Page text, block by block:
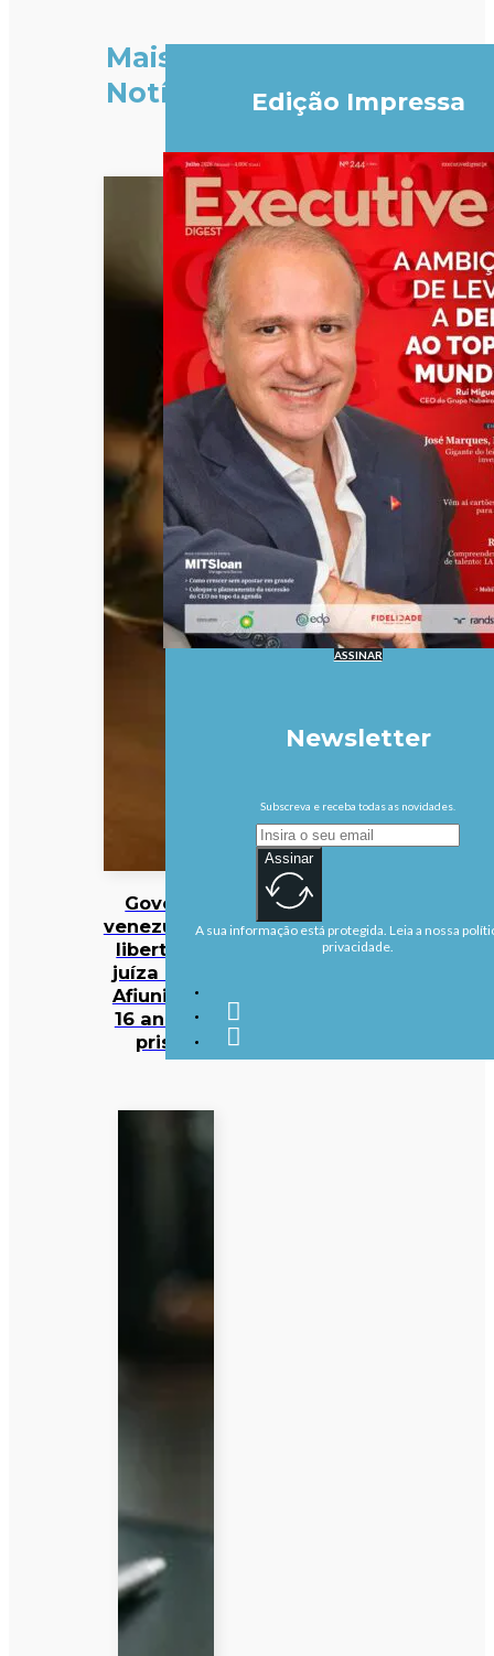
Mais
Notícias
Governo
venezuelano
liberta ex-
juíza Maria
Afiuni após
16 anos de
prisão
Edição Impressa
ASSINAR
Newsletter
Subscreva e receba todas as novidades.
Assinar
A sua informação está protegida. Leia a nossa
privacidade.